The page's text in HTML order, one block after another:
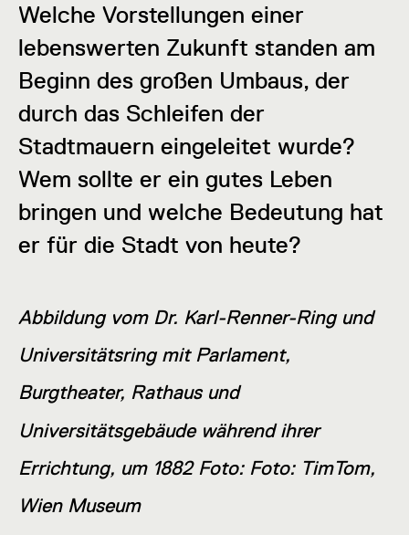
Welche Vorstellungen einer
lebenswerten Zukunft standen am
Beginn des großen Umbaus, der
durch das Schleifen der
Stadtmauern eingeleitet wurde?
Wem sollte er ein gutes Leben
bringen und welche Bedeutung hat
er für die Stadt von heute?
Abbildung vom Dr. Karl-Renner-Ring und
Universitätsring mit Parlament,
Burgtheater, Rathaus und
Universitätsgebäude während ihrer
Errichtung, um 1882 Foto: Foto: TimTom,
Wien Museum